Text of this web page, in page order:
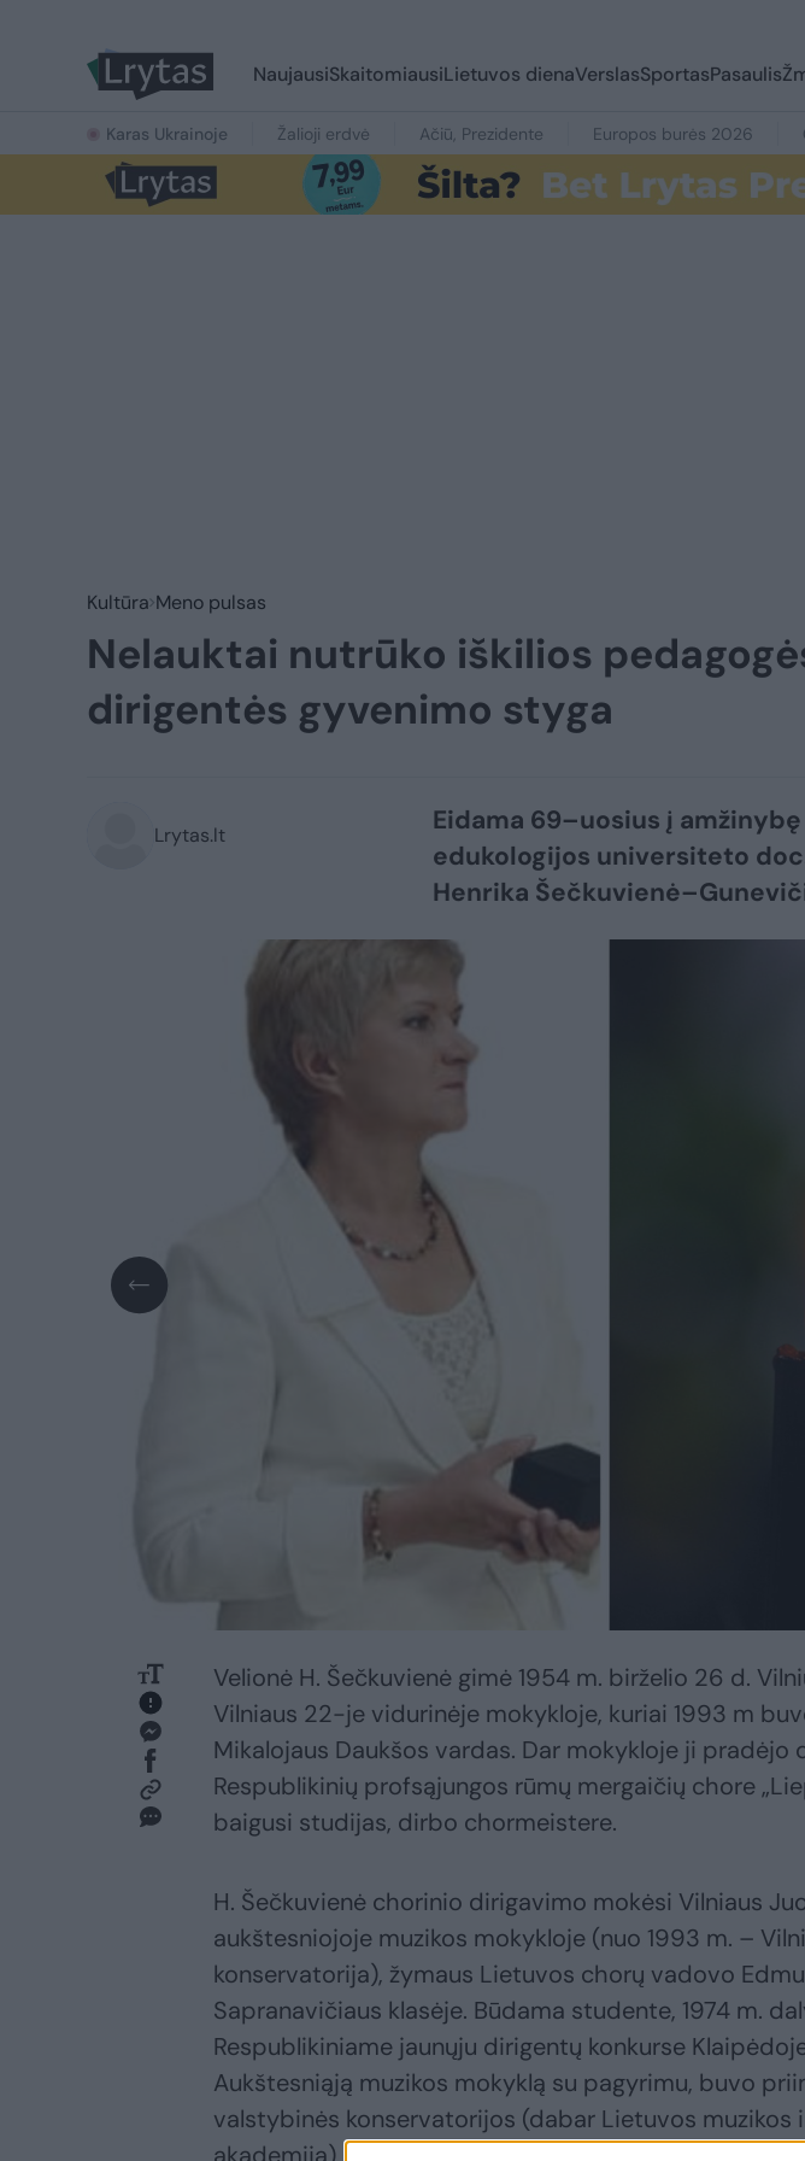
NaujausiSkaitomiausiLietuvos dienaVerslasSportasPasaulis
Karas Ukrainoje Žalioji erdvė Ačiū, Prezidente Europos burės 2026
Kultūra Meno pulsas
Nelauktai nutrūko iškilios
dirigentės gyvenimo styga
Lrytas.lt
Eidama 69–uosius į
edukologijos universiteto
Henrika
Velionė H. Šečkuvienė gimė 1954 m. birželio 26 d.
Vilniaus 22-je vidurinėje mokykloje, kuriai 1993 m
Mikalojaus Daukšos vardas. Dar mokykloje ji pradėjo
Respublikinių profsąjungos rūmų mergaičių chore
baigusi studijas, dirbo chormeistere.
H. Šečkuvienė chorinio dirigavimo mokėsi Vilniaus
aukštesniojoje muzikos mokykloje (nuo 1993 m. –
konservatorija), žymaus Lietuvos chorų vadovo
Sapranavičiaus klasėje. Būdama studente, 1974 m.
Respublikiniame jaunųju dirigentų konkurse
Aukštesniąją muzikos mokyklą su pagyrimu, buvo
valstybinės konservatorijos (dabar Lietuvos muzikos